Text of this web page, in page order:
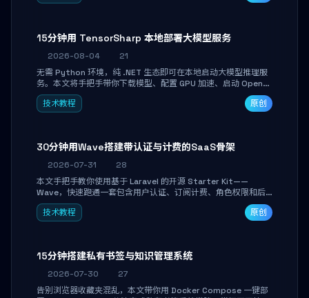
15分钟用 TensorSharp 本地部署大模型服务
2026-08-04
21
无需 Python 环境，纯 .NET 生态即可在本地启动大模型推理服
务。本文将手把手带你下载模型、配置 GPU 加速、启动 OpenAI
兼容 API，并在 C# 业务代码中无缝调用。数据不出网，零门槛
搞定本地 LLM 部署。
技术教程 原创
30分钟用Wave搭建带认证与计费的SaaS骨架
2026-07-31
28
本文手把手教你使用基于 Laravel 的开源 Starter Kit——
Wave，快速跑通一套包含用户认证、订阅计费、角色权限和后
台管理的完整 SaaS 骨架。附带 Stripe 测试支付对接与自定义
业务页面开发实战，助你省去重复基建时间，将精力聚焦于核心
技术教程 原创
15分钟搭建私有书签与知识管理系统
2026-07-30
27
告别浏览器收藏夹混乱，本文带你用 Docker Compose 一键部